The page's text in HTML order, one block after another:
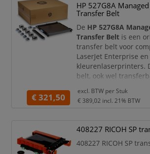
Met een originele
transfer belt behoudt
printkwaliteit
HP 527G8A
Transfer Belt
De HP 527G8A
Transfer Belt is een
transfer belt voor
LaserJet Enterprise
kleurenlaserprinters.
belt, ook wel
brengt het tonerbeeld
naar het papier.
kleurvlakken scherp,
professioneel van
Met een capaciteit
€ 321,50
excl. BTW per Stuk
€ 389,02 incl. 21% BTW
408227 RICOH SP
408227 RICOH SP